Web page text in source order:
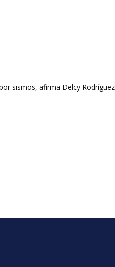
sismos, afirma Delcy Rodríguez